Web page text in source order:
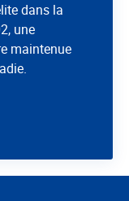
dans la
une
maintenue